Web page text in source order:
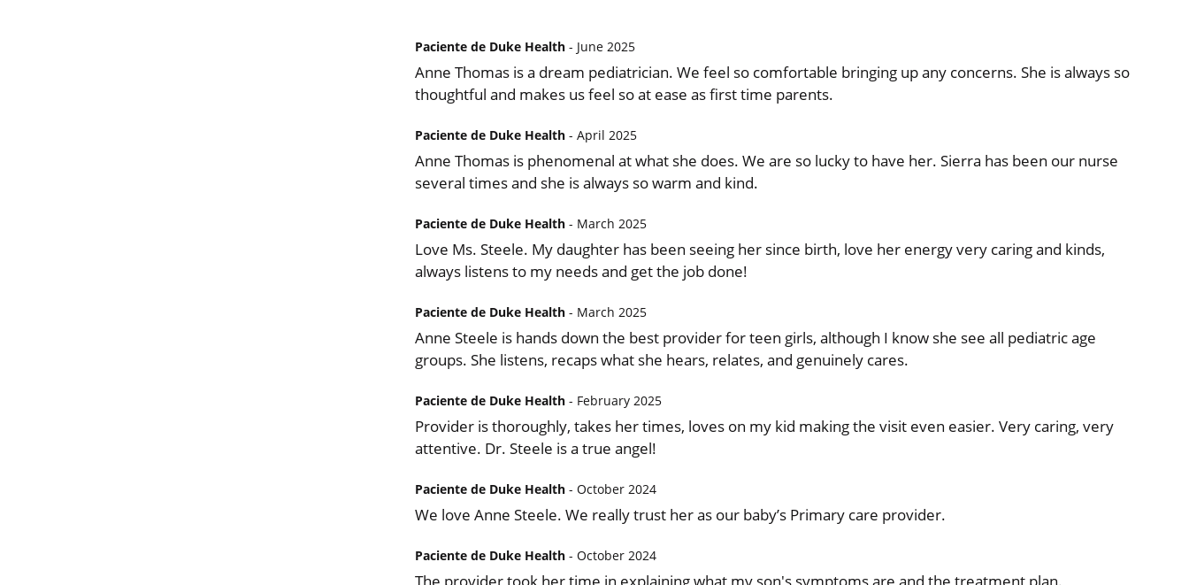
Paciente de Duke Health - June 2025
Anne Thomas is a dream pediatrician. We feel so comfortable bringing up any concerns. She is always so
thoughtful and makes us feel so at ease as first time parents.
Paciente de Duke Health - April 2025
Anne Thomas is phenomenal at what she does. We are so lucky to have her. Sierra has been our nurse
several times and she is always so warm and kind.
Paciente de Duke Health - March 2025
Love Ms. Steele. My daughter has been seeing her since birth, love her energy very caring and kinds,
always listens to my needs and get the job done!
Paciente de Duke Health - March 2025
Anne Steele is hands down the best provider for teen girls, although I know she see all pediatric age
groups. She listens, recaps what she hears, relates, and genuinely cares.
Paciente de Duke Health - February 2025
Provider is thoroughly, takes her times, loves on my kid making the visit even easier. Very caring, very
attentive. Dr. Steele is a true angel!
Paciente de Duke Health - October 2024
We love Anne Steele. We really trust her as our baby’s Primary care provider.
Paciente de Duke Health - October 2024